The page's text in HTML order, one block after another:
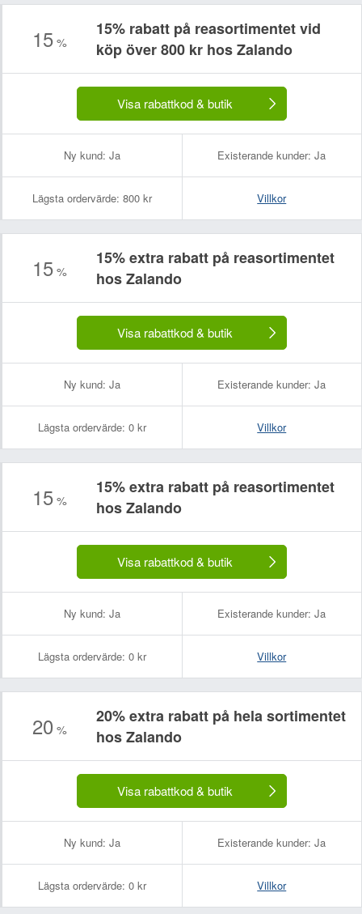
15 %
15% rabatt på reasortimentet vid
köp över 800 kr hos Zalando
Visa rabattkod & butik
Ny kund: Ja Existerande kunder: Ja
Lägsta ordervärde: 800 kr Villkor
15 %
15% extra rabatt på reasortimentet
hos Zalando
Visa rabattkod & butik
Ny kund: Ja Existerande kunder: Ja
Lägsta ordervärde: 0 kr Villkor
15 %
15% extra rabatt på reasortimentet
hos Zalando
Visa rabattkod & butik
Ny kund: Ja Existerande kunder: Ja
Lägsta ordervärde: 0 kr Villkor
20 %
20% extra rabatt på hela sortimentet
hos Zalando
Visa rabattkod & butik
Ny kund: Ja Existerande kunder: Ja
Lägsta ordervärde: 0 kr Villkor